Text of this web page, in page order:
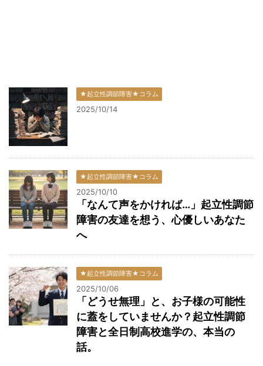
★起立性調節障害★コラム
2025/10/14
★起立性調節障害★コラム
2025/10/10
「なんて声をかければ…」起立性調節
障害の友達を想う、心優しいあなた
へ
★起立性調節障害★コラム
2025/10/06
「どうせ無理」と、お子様の可能性
に蓋をしていませんか？起立性調節
障害と全日制高校進学の、本当の
話。